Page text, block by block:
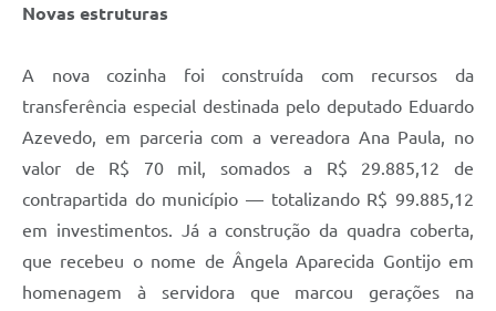
Novas estruturas
A nova cozinha foi construída com recursos da
transferência especial destinada pelo deputado Eduardo
Azevedo, em parceria com a vereadora Ana Paula, no
valor de R$ 70 mil, somados a R$ 29.885,12 de
contrapartida do município — totalizando R$ 99.885,12
em investimentos. Já a construção da quadra coberta,
que recebeu o nome de Ângela Aparecida Gontijo em
homenagem à servidora que marcou gerações na